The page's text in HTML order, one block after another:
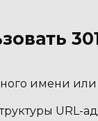
имени или
URL-